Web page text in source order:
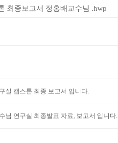
최종보고서 정홍배교수님 .hwp
실 캡스톤 최종 보고서 입니다.
님 연구실 최종발표 자료, 보고서 입니다.